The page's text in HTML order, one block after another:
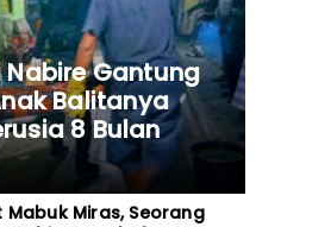
Gantung
Balitanya
8 Bulan
Mabuk Miras, Seorang